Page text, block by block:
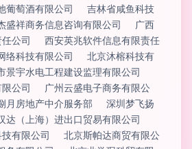
葡萄酒有限公司
吉林省咸鱼科技
盛祥商务信息咨询有限公司
广西
公司
西安英兆软件信息有限责任
络科技有限公司
北京沐榕科技有
景宇水电工程建设监理有限公司
公司
广州云盛电子商务有限公
月房地产中介服务部
深圳梦飞扬
达（上海）进出口贸易有限公司
有限公司
北京斯帕达商贸有限公